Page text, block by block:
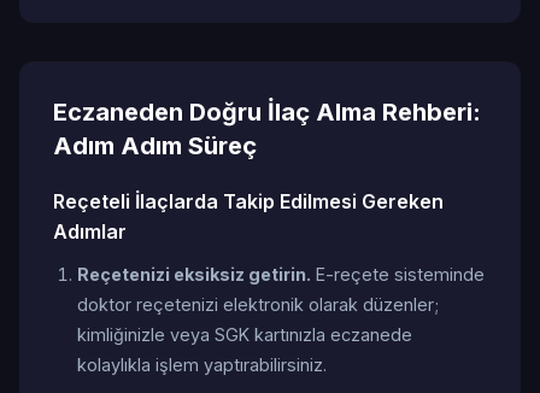
Eczaneden Doğru İlaç Alma Rehberi:
Adım Adım Süreç
Reçeteli İlaçlarda Takip Edilmesi Gereken
Adımlar
Reçetenizi eksiksiz getirin. E-reçete sisteminde
doktor reçetenizi elektronik olarak düzenler;
kimliğinizle veya SGK kartınızla eczanede
kolaylıkla işlem yaptırabilirsiniz.